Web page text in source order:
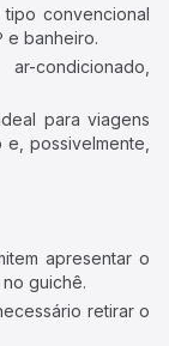
convencional
e banheiro.
condicionado,
para viagens
possivelmente,
apresentar o
guichê.
retirar o